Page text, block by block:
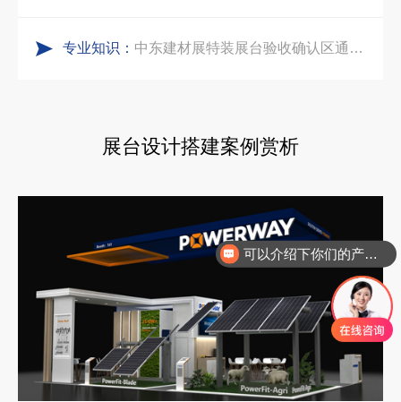
实力加冕｜中励展览入选第四届链博会推荐搭建施工服务商名录
专业知识： 中东建材展特装展台验收确认区通关指南：避开这5个坑，省下20万
展台设计搭建案例赏析
可以介绍下你们的产品么